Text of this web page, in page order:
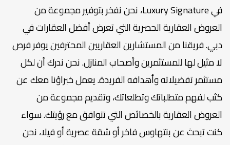
في Luxury Signature، نحن نفخر بتوفير مجموعة من
العروض العقارية الحصرية التي تعرض أفضل العقارات في
دبي. فريقنا من المستشارين العقاريين المحترفين يوفر فرص
لا مثيل لها للمستثمرين وأصحاب المنازل. نحن ندرك أن لكل
مستثمر تفضيلاته وأهدافه الفريدة. يعمل خبراؤنا معك عن
كثب لفهم متطلباتك وتطلعاتك، وتقديم مجموعة من
العروض العقارية بالخصائص التي تتوافق مع رؤيتك. سواء
كنت تبحث عن بنتهاوس فاخر أو شقة عصرية أو فيلا، نحن